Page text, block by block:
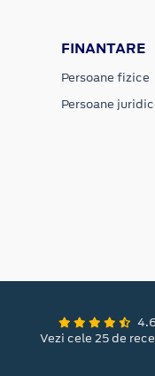
FINANTARE
Persoane fizice
Persoane
Vezi cele 25 de